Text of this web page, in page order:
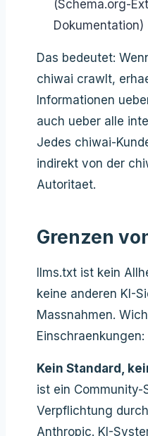
(Schema.org-
Dokumentation)
Das bedeutet:
chiwai crawlt,
Informationen
auch ueber alle
Jedes chiwai-
indirekt von der
Autoritaet.
Grenzen
llms.txt ist kein
keine anderen KI-
Massnahmen.
Einschraenkungen:
Kein Standard,
ist ein Community-
Verpflichtung
Anthropic. KI-